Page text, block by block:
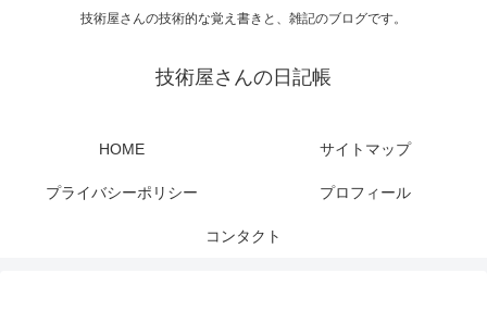
技術屋さんの技術的な覚え書きと、雑記のブログです。
技術屋さんの日記帳
HOME サイトマップ
プライバシーポリシー プロフィール
コンタクト